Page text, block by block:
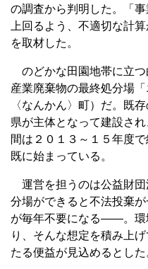
の調査から判明した。「
上回るよう、不適切な計
を取材した。
のどかな田園地帯に立つ
産業廃棄物の最終処分場
〈なんかん〉町）だ。既
県が主体となって建設さ
間は２０１３～１５年度
既に始まっている。
運営を担うのは公益財団
分場ができると不法投棄
が毎年不要になる――。環
り、そんな想定を積み上
たる便益が見込めるとした